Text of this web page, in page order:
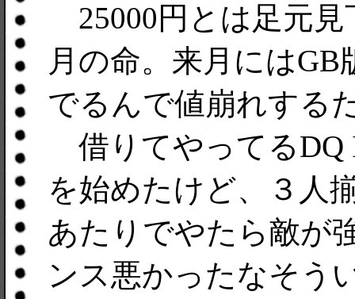
25000円とは足元
月の命。来月にはGB
でるんで値崩れする
借りてやってるDQ
を始めたけど、３人
あたりでやたら敵が
ンス悪かったなそう